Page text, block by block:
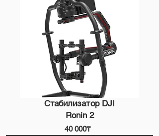
Стабилизатор DJI
Ronin 2
40 000₸